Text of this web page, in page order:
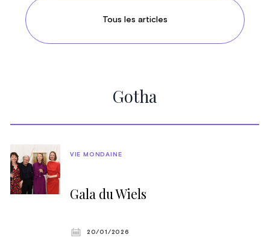
Tous les articles
Gotha
Gala du Wiels
VIE MONDAINE
20/01/2026